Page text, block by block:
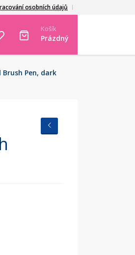
osobních údajů
Košík
Prázdný
Pen, dark